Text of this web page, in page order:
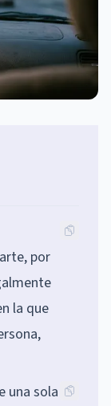
por
la que
una sola